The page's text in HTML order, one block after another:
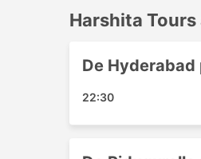
viajantes irão
Estações
As principais
Harshita Tours
De Hyderabad
22:30